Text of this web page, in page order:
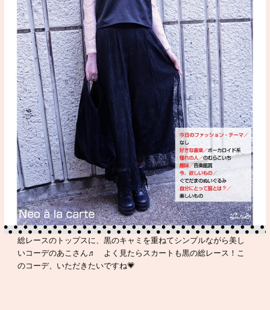
総レースのトップスに、黒のキャミを重ねてシンプルながら美し
いコーデのあこさん♬ よく見たらスカートも黒の総レース！こ
のコーデ、いただきたいですね💗